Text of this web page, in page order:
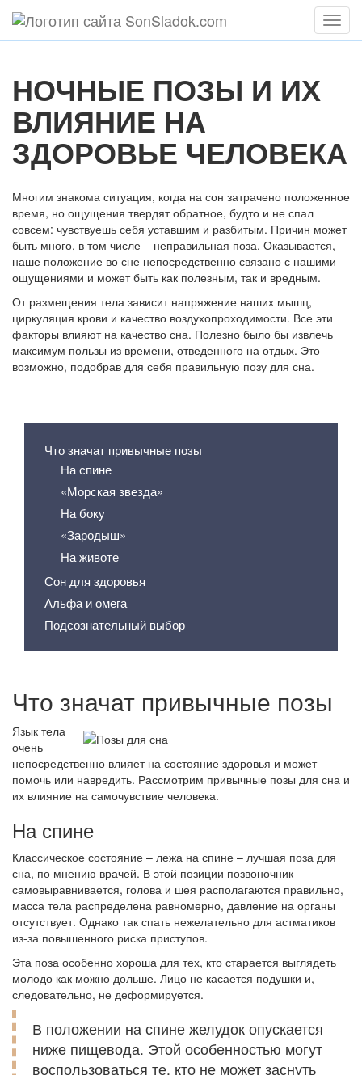
Меню
НОЧНЫЕ ПОЗЫ И ИХ
ВЛИЯНИЕ НА
ЗДОРОВЬЕ ЧЕЛОВЕКА
Многим знакома ситуация, когда на сон затрачено положенное
время, но ощущения твердят обратное, будто и не спал
совсем: чувствуешь себя уставшим и разбитым. Причин может
быть много, в том числе – неправильная поза. Оказывается,
наше положение во сне непосредственно связано с нашими
ощущениями и может быть как полезным, так и вредным.
От размещения тела зависит напряжение наших мышц,
циркуляция крови и качество воздухопроходимости. Все эти
факторы влияют на качество сна. Полезно было бы извлечь
максимум пользы из времени, отведенного на отдых. Это
возможно, подобрав для себя правильную позу для сна.
Что значат привычные позы
На спине
«Морская звезда»
На боку
«Зародыш»
На животе
Сон для здоровья
Альфа и омега
Подсознательный выбор
Что значат привычные позы
Язык тела
очень
непосредственно влияет на состояние здоровья и может
помочь или навредить. Рассмотрим привычные позы для сна и
их влияние на самочувствие человека.
На спине
Классическое состояние – лежа на спине – лучшая поза для
сна, по мнению врачей. В этой позиции позвоночник
самовыравнивается, голова и шея располагаются правильно,
масса тела распределена равномерно, давление на органы
отсутствует. Однако так спать нежелательно для астматиков
из-за повышенного риска приступов.
Эта поза особенно хороша для тех, кто старается выглядеть
молодо как можно дольше. Лицо не касается подушки и,
следовательно, не деформируется.
В положении на спине желудок опускается
ниже пищевода. Этой особенностью могут
воспользоваться те, кто не может заснуть